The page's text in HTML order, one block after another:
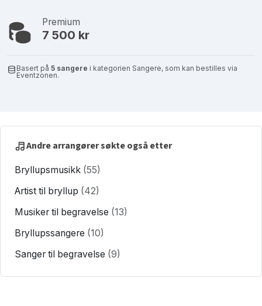
Premium
7 500 kr
Basert på 5 sangere i kategorien Sangere, som kan bestilles via
Eventzonen.
Andre arrangører søkte også etter
Bryllupsmusikk (55)
Artist til bryllup (42)
Musiker til begravelse (13)
Bryllupssangere (10)
Sanger til begravelse (9)